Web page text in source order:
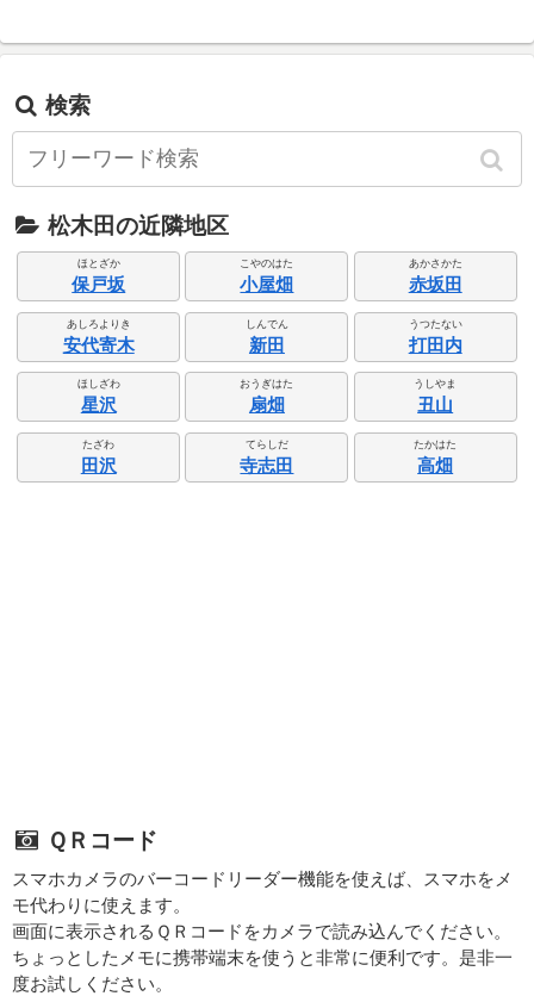
検索
松木田の近隣地区
ほとざか
保戸坂
こやのはた
小屋畑
あかさかた
赤坂田
あしろよりき
安代寄木
しんでん
新田
うつたない
打田内
ほしざわ
星沢
おうぎはた
扇畑
うしやま
丑山
たざわ
田沢
てらしだ
寺志田
たかはた
高畑
ＱＲコード
スマホカメラのバーコードリーダー機能を使えば、スマホをメ
モ代わりに使えます。
画面に表示されるＱＲコードをカメラで読み込んでください。
ちょっとしたメモに携帯端末を使うと非常に便利です。是非一
度お試しください。